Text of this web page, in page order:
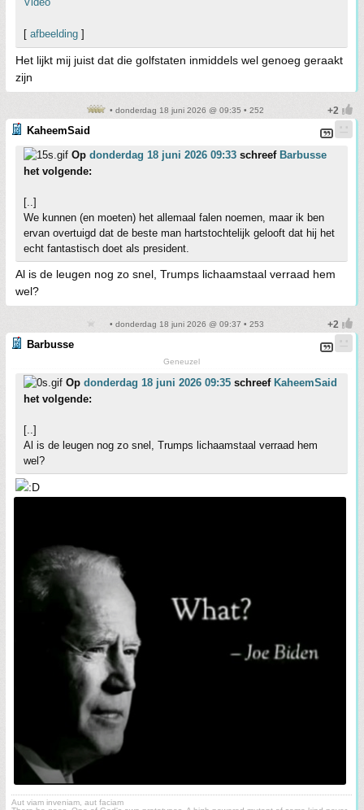
[ afbeelding ]
Het lijkt mij juist dat die golfstaten inmiddels wel genoeg geraakt
zijn
• donderdag 18 juni 2026 @ 09:35 • 252
KaheemSaid
Op donderdag 18 juni 2026 09:33 schreef Barbusse
het volgende:
[..]
We kunnen (en moeten) het allemaal falen noemen, maar ik ben
ervan overtuigd dat de beste man hartstochtelijk gelooft dat hij het
echt fantastisch doet als president.
Al is de leugen nog zo snel, Trumps lichaamstaal verraad hem
wel?
• donderdag 18 juni 2026 @ 09:37 • 253
Barbusse
Geneuzel
Op donderdag 18 juni 2026 09:35 schreef KaheemSaid
het volgende:
[..]
Al is de leugen nog zo snel, Trumps lichaamstaal verraad hem
wel?
Aut viam inveniam, aut faciam